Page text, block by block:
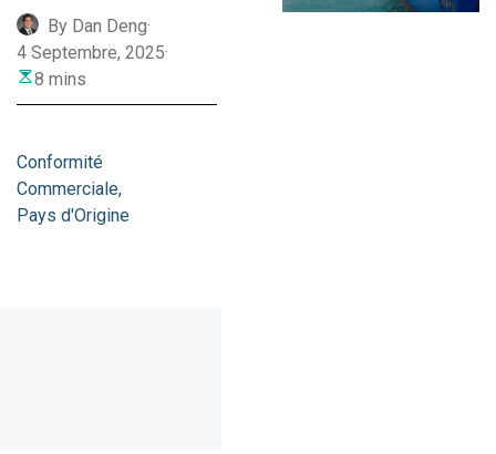
By Dan Deng·
4 Septembre, 2025·
8 mins
Conformité
Commerciale
Pays d'Origine